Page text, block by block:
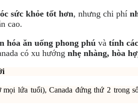
sức khỏe tốt hơn, nhưng chi phí
cao.
hóa ăn uống phong phú và tính
có xu hướng nhẹ nhàng, hòa
lứa tuổi), Canada đứng thứ 2 trong